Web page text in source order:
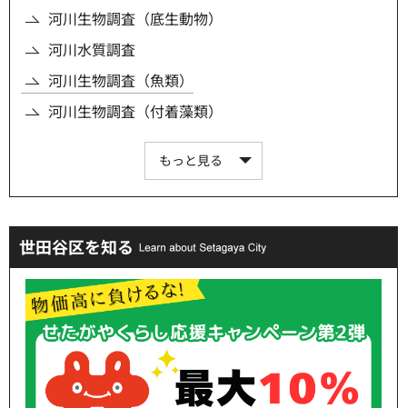
河川生物調査（底生動物）
河川水質調査
河川生物調査（魚類）
河川生物調査（付着藻類）
もっと見る
世田谷区を知る